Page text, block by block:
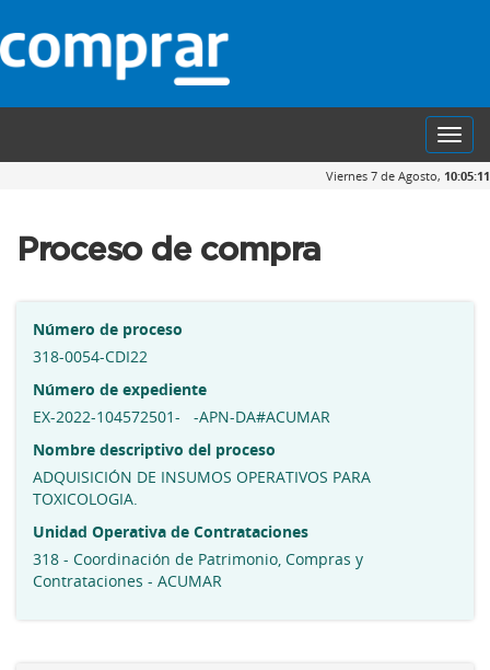
Viernes 7 de Agosto, 10:05:12
Proceso de compra
Número de proceso
318-0054-CDI22
Número de expediente
EX-2022-104572501- -APN-DA#ACUMAR
Nombre descriptivo del proceso
ADQUISICIÓN DE INSUMOS OPERATIVOS PARA
TOXICOLOGIA.
Unidad Operativa de Contrataciones
318 - Coordinación de Patrimonio, Compras y
Contrataciones - ACUMAR